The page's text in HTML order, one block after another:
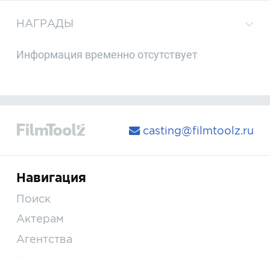
НАГРАДЫ
Информация временно отсутствует
casting@filmtoolz.ru
Навигация
Поиск
Актерам
Агентства